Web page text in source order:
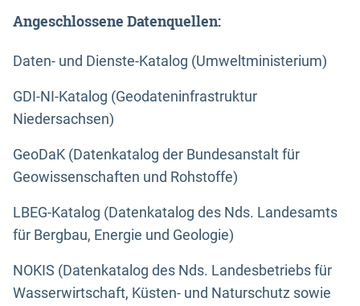
Angeschlossene Datenquellen:
Daten- und Dienste-Katalog (Umweltministerium)
GDI-NI-Katalog (Geodateninfrastruktur
Niedersachsen)
GeoDaK (Datenkatalog der Bundesanstalt für
Geowissenschaften und Rohstoffe)
LBEG-Katalog (Datenkatalog des Nds. Landesamts
für Bergbau, Energie und Geologie)
NOKIS (Datenkatalog des Nds. Landesbetriebs für
Wasserwirtschaft, Küsten- und Naturschutz sowie